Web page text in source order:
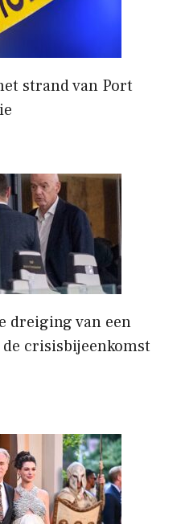
strand van Port
dreiging van een
crisisbijeenkomst